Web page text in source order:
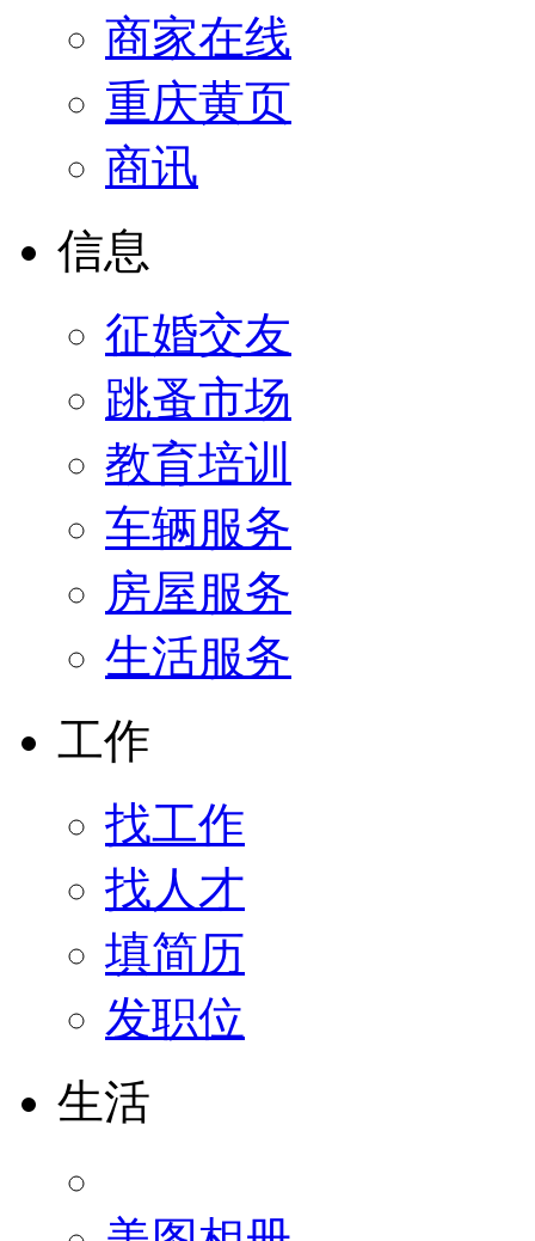
商家在线
重庆黄页
商讯
信息
征婚交友
跳蚤市场
教育培训
车辆服务
房屋服务
生活服务
工作
找工作
找人才
填简历
发职位
生活